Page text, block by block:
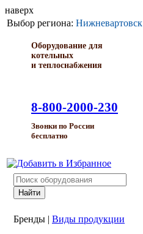
наверх
Выбор региона: Нижневартовск
Оборудование для
котельных
и теплоснабжения
8-800-2000-230
Звонки по России
бесплатно
Бренды | Виды продукции